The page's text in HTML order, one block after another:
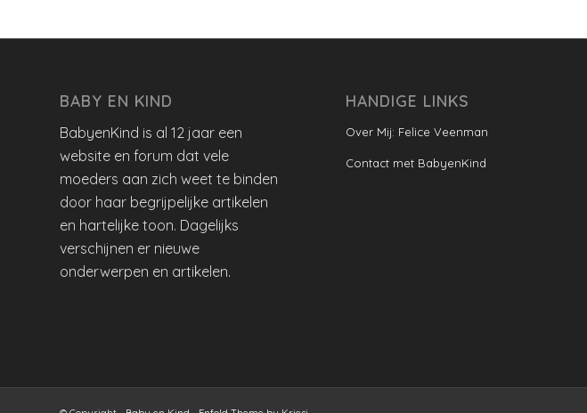
BABY EN KIND
BabyenKind is al 12 jaar een
website en forum dat vele
moeders aan zich weet te binden
door haar begrijpelijke artikelen
en hartelijke toon. Dagelijks
verschijnen er nieuwe
onderwerpen en artikelen.
HANDIGE LINKS
Over Mij: Felice Veenman
Contact met BabyenKind